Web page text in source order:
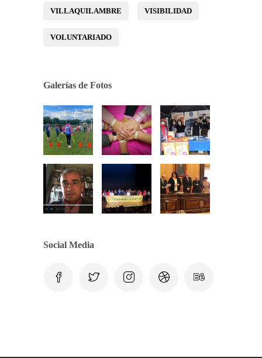
VILLAQUILAMBRE VISIBILIDAD
VOLUNTARIADO
Galerías de Fotos
Social Media